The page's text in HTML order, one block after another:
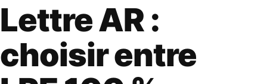
Lettre AR :
choisir entre